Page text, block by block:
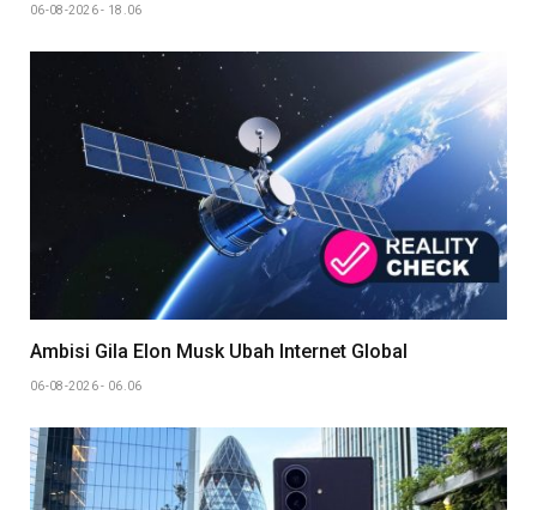
06-08-2026 - 18.06
Ambisi Gila Elon Musk Ubah Internet Global
06-08-2026 - 06.06